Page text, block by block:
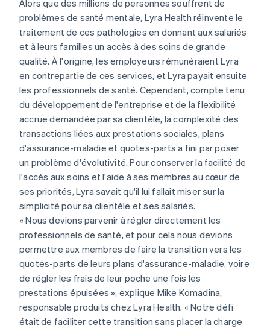
Alors que des millions de personnes souffrent de
problèmes de santé mentale, Lyra Health réinvente le
traitement de ces pathologies en donnant aux salariés
et à leurs familles un accès à des soins de grande
qualité. À l'origine, les employeurs rémunéraient Lyra
en contrepartie de ces services, et Lyra payait ensuite
les professionnels de santé. Cependant, compte tenu
du développement de l'entreprise et de la flexibilité
accrue demandée par sa clientèle, la complexité des
transactions liées aux prestations sociales, plans
d'assurance-maladie et quotes-parts a fini par poser
un problème d'évolutivité. Pour conserver la facilité de
l'accès aux soins et l'aide à ses membres au cœur de
ses priorités, Lyra savait qu'il lui fallait miser sur la
simplicité pour sa clientèle et ses salariés.
« Nous devions parvenir à régler directement les
professionnels de santé, et pour cela nous devions
permettre aux membres de faire la transition vers les
quotes-parts de leurs plans d'assurance-maladie, voire
de régler les frais de leur poche une fois les
prestations épuisées », explique Mike Komadina,
responsable produits chez Lyra Health. « Notre défi
était de faciliter cette transition sans placer la charge